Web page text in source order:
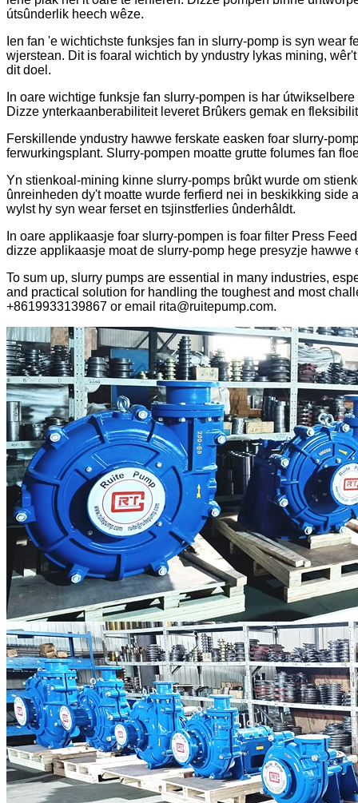
útsûnderlik heech wêze.
Ien fan 'e wichtichste funksjes fan in slurry-pomp is syn
wjerstean. Dit is foaral wichtich by yndustry lykas mining,
dit doel.
In oare wichtige funksje fan slurry-pompen is har
Dizze ynterkaanberabiliteit leveret Brûkers gemak en
Ferskillende yndustry hawwe ferskate easken foar slurry-
ferwurkingsplant. Slurry-pompen moatte grutte folumes fan
Yn stienkoal-mining kinne slurry-pomps brûkt wurde om
ûnreinheden dy't moatte wurde ferfierd nei in beskikking
wylst hy syn wear ferset en tsjinstferlies ûnderhâldt.
In oare applikaasje foar slurry-pompen is foar filter Press
dizze applikaasje moat de slurry-pomp hege presyzje
To sum up, slurry pumps are essential in many industries,
and practical solution for handling the toughest and most
+8619933139867 or email rita@ruitepump.com.